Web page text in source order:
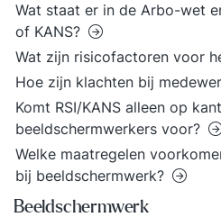
Wat staat er in de Arbo-wet
of KANS?
Wat zijn risicofactoren voor
Hoe zijn klachten bij
Komt RSI/KANS alleen op
beeldschermwerkers voor?
Welke maatregelen
bij beeldschermwerk?
Beeldschermwerk